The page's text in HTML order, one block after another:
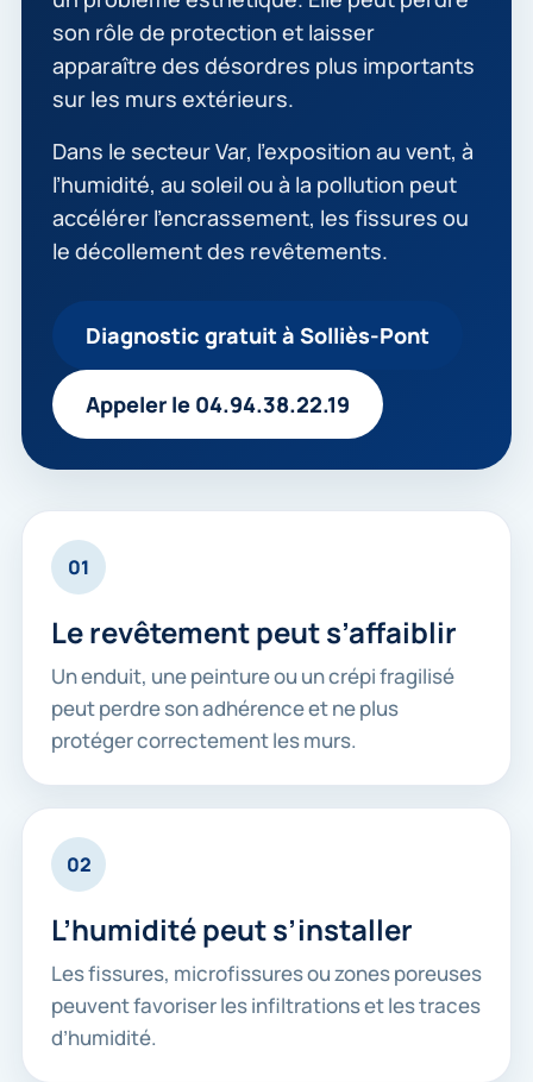
son rôle de protection et laisser
apparaître des désordres plus importants
sur les murs extérieurs.
Dans le secteur Var, l’exposition au vent, à
l’humidité, au soleil ou à la pollution peut
accélérer l’encrassement, les fissures ou
le décollement des revêtements.
Diagnostic gratuit à Solliès-Pont
Appeler le 04.94.38.22.19
01
Le revêtement peut s’affaiblir
Un enduit, une peinture ou un crépi fragilisé
peut perdre son adhérence et ne plus
protéger correctement les murs.
02
L’humidité peut s’installer
Les fissures, microfissures ou zones poreuses
peuvent favoriser les infiltrations et les traces
d’humidité.